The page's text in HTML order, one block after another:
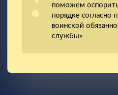
поможем
порядке согласно
воинской
службы».